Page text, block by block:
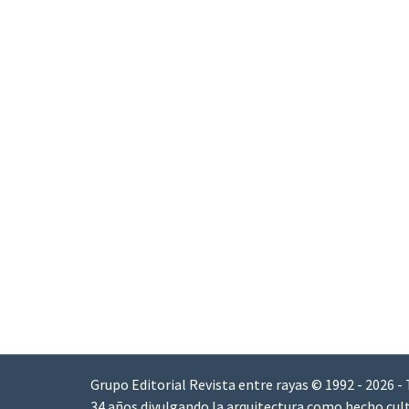
Grupo Editorial Revista entre rayas © 1992 - 2026 -